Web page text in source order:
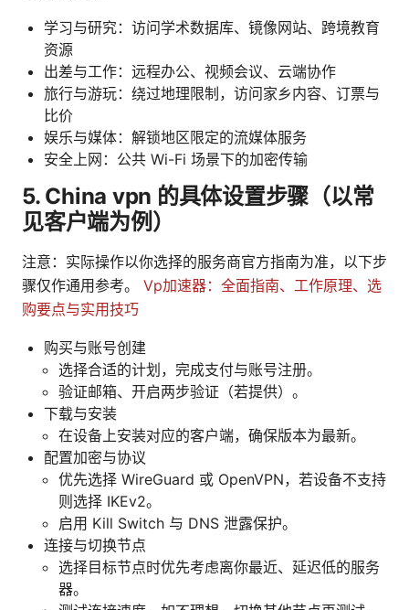
学习与研究：访问学术数据库、镜像网站、跨境教育
资源
出差与工作：远程办公、视频会议、云端协作
旅行与游玩：绕过地理限制，访问家乡内容、订票与
比价
娱乐与媒体：解锁地区限定的流媒体服务
安全上网：公共 Wi-Fi 场景下的加密传输
5. China vpn 的具体设置步骤（以常
见客户端为例）
注意：实际操作以你选择的服务商官方指南为准，以下步
骤仅作通用参考。 Vp加速器：全面指南、工作原理、选
购要点与实用技巧
购买与账号创建
选择合适的计划，完成支付与账号注册。
验证邮箱、开启两步验证（若提供）。
下载与安装
在设备上安装对应的客户端，确保版本为最新。
配置加密与协议
优先选择 WireGuard 或 OpenVPN，若设备不支持
则选择 IKEv2。
启用 Kill Switch 与 DNS 泄露保护。
连接与切换节点
选择目标节点时优先考虑离你最近、延迟低的服务
器。